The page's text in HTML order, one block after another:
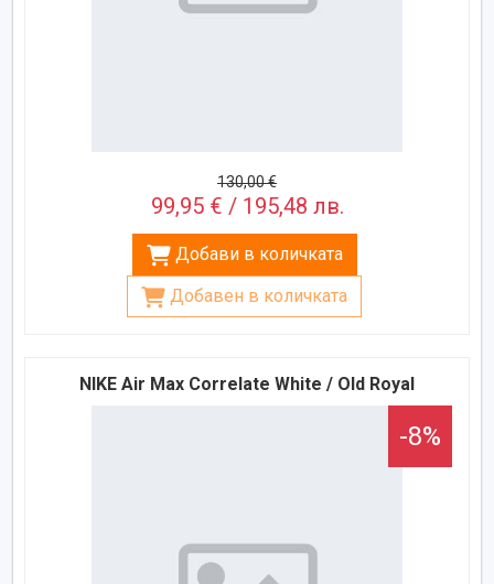
130,00 €
99,95 € / 195,48 лв.
Добави в количката
Добавен в количката
NIKE Air Max Correlate White / Old Royal
-8%